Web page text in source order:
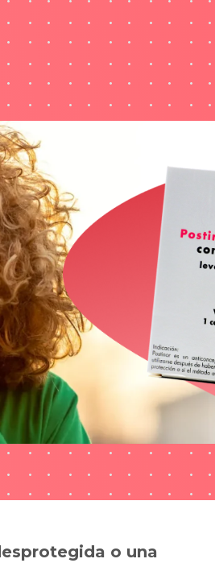
o una